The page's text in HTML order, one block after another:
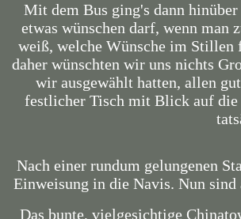
Mit dem Bus ging's dann
etwas wünschen darf, wenn
weiß, welche Wünsche im
daher wünschten wir uns nichts
wir ausgewählt hatten, allen
festlicher Tisch mit Blick auf die
Nach einer rundum gelungenen
Einweisung in die Navis. Nun
Das bunte, vielgesichtige